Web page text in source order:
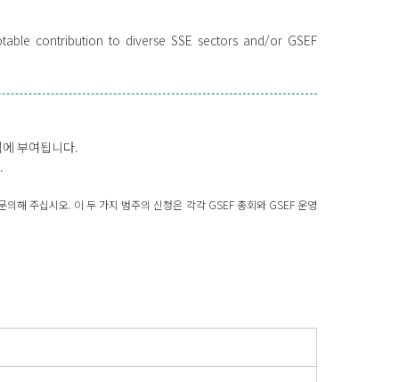
contribution to diverse SSE sectors and/or GSEF
부여됩니다.
해 주십시오. 이 두 가지 범주의 신청은 각각 GSEF 총회와 GSEF 운영